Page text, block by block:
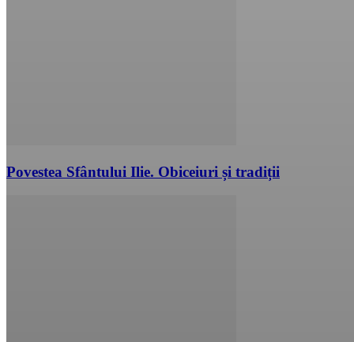
Povestea Sfântului Ilie. Obiceiuri și tradiții